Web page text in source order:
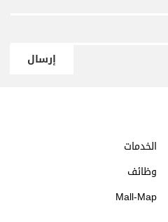
إرسال
الخدمات
وظائف
Mall-Map